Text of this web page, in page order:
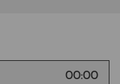
00:00